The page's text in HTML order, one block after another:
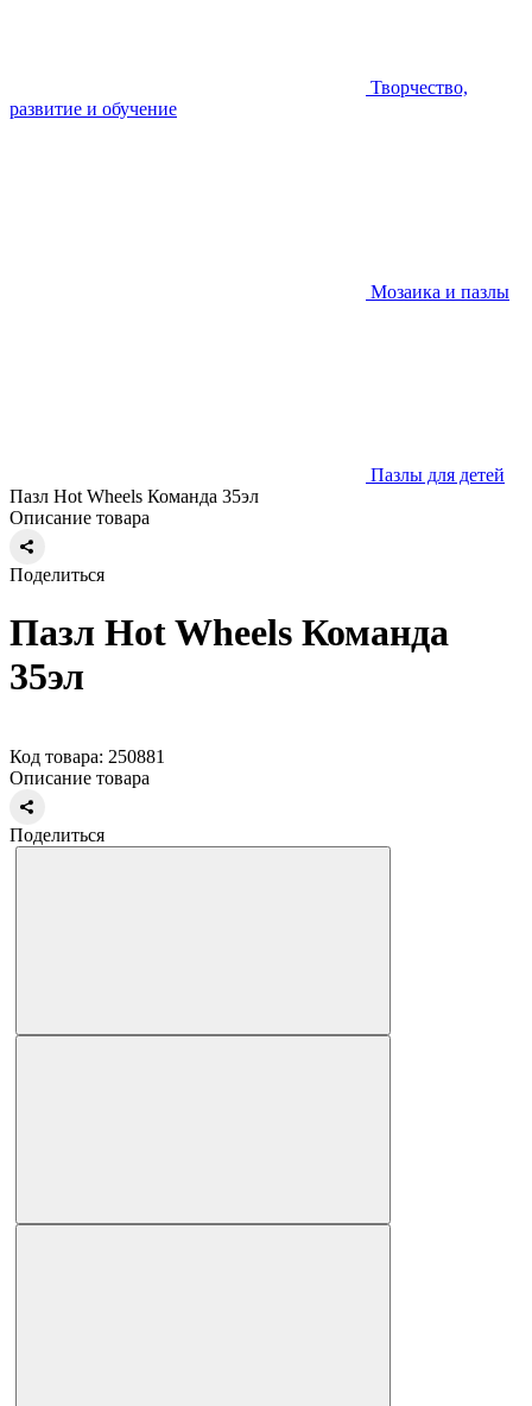
Творчество,
развитие и обучение
Мозаика и пазлы
Пазлы для детей
Пазл Hot Wheels Команда 35эл
Описание товара
Поделиться
Пазл Hot Wheels Команда
35эл
Код товара: 250881
Описание товара
Поделиться